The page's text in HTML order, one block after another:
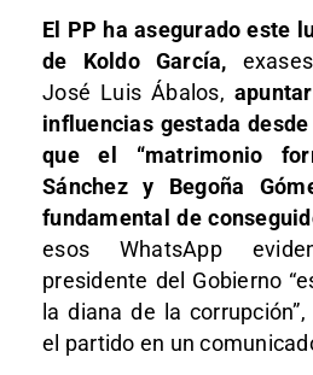
El PP ha asegurado este
de Koldo García,
José Luis Ábalos,
influencias gestada
que el “matrimonio
Sánchez y Begoña
fundamental de
esos WhatsApp
presidente del Gobierno
la diana de la
el partido en un